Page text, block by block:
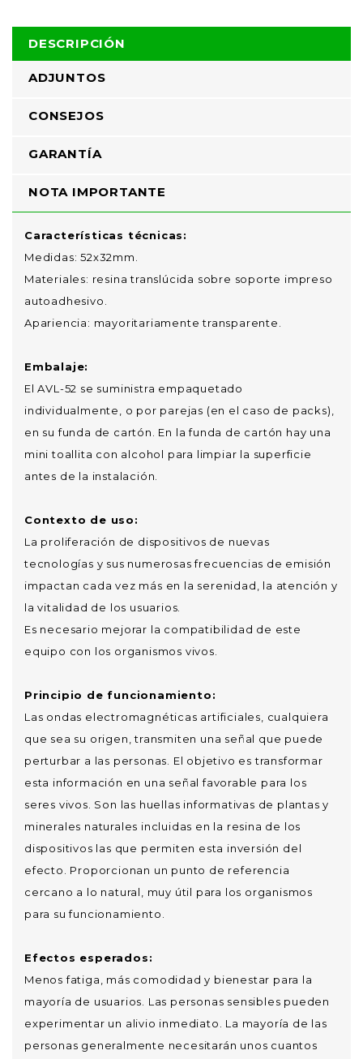
DESCRIPCIÓN
ADJUNTOS
CONSEJOS
GARANTÍA
NOTA IMPORTANTE
Características técnicas:
Medidas: 52x32mm.
Materiales: resina translúcida sobre soporte impreso
autoadhesivo.
Apariencia: mayoritariamente transparente.
Embalaje:
El AVL-52 se suministra empaquetado
individualmente, o por parejas (en el caso de packs),
en su funda de cartón. En la funda de cartón hay una
mini toallita con alcohol para limpiar la superficie
antes de la instalación.
Contexto de uso:
La proliferación de dispositivos de nuevas
tecnologías y sus numerosas frecuencias de emisión
impactan cada vez más en la serenidad, la atención y
la vitalidad de los usuarios.
Es necesario mejorar la compatibilidad de este
equipo con los organismos vivos.
Principio de funcionamiento:
Las ondas electromagnéticas artificiales, cualquiera
que sea su origen, transmiten una señal que puede
perturbar a las personas. El objetivo es transformar
esta información en una señal favorable para los
seres vivos. Son las huellas informativas de plantas y
minerales naturales incluidas en la resina de los
dispositivos las que permiten esta inversión del
efecto. Proporcionan un punto de referencia
cercano a lo natural, muy útil para los organismos
para su funcionamiento.
Efectos esperados:
Menos fatiga, más comodidad y bienestar para la
mayoría de usuarios. Las personas sensibles pueden
experimentar un alivio inmediato. La mayoría de las
personas generalmente necesitarán unos cuantos